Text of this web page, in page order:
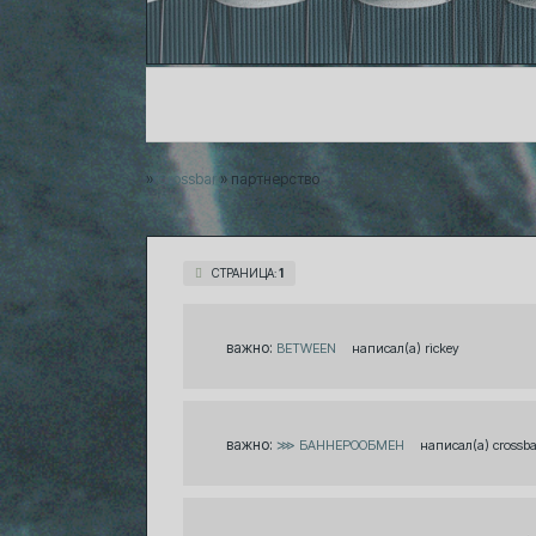
» Crossbar » партнерство
СТРАНИЦА:1
важно: BETWEEN rickey
важно: ⋙ БАННЕРООБМЕН